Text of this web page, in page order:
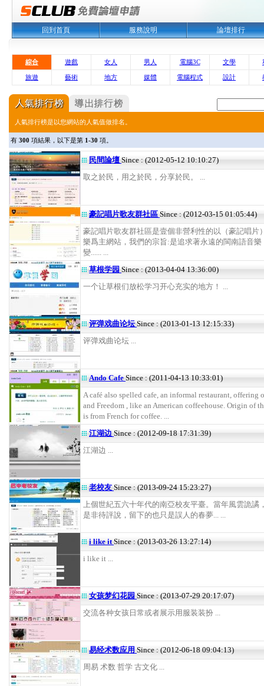
回到首頁 服務說明 論壇排行
綜合 遊戲 女人 男人 電腦3C 文學
旅遊 藝術 地方 媒體 電腦程式 設計
人氣排行榜是以您網站的人氣值做排名。
有 300 項結果，以下是第 1-30 項。
民間論壇 Since : (2012-05-12 10:10:27)
取之於民，用之於民，分享於民。 ...
豪記唱片歌友群社區 Since : (2012-03-15 01:05:44)
豪記唱片歌友群社區是壹個非營利性的以（豪記唱片
樂爲主網站，我們的宗旨:是追求著永遠的閩南語音樂
變...... ...
草根学园 Since : (2013-04-04 13:36:00)
一个让草根们放松学习开心充实的地方！ ...
评弹戏曲论坛Since : (2013-01-13 12:15:33)
评弹戏曲论坛 ...
Ando Cafe Since : (2011-04-13 10:33:01)
A café also spelled cafe, an informal restaurant, offering
and Freedom , like an American coffeehouse. Origin of
is from French for coffee. ...
江湖边 Since : (2012-09-18 17:31:39)
江湖边 ...
老校友 Since : (2013-09-24 15:23:27)
上個世紀五六十年代的南亞校友平臺。當年風雲詭譎
是非待評說，留下的也只是誤人的春夢... ...
i like itSince : (2013-03-26 13:27:14)
i like it ...
女孩梦幻花园 Since : (2013-07-29 20:17:07)
交流各种女孩日常或者展示用服装装扮 ...
易经术数应用 Since : (2012-06-18 09:04:13)
周易 术数 哲学 古文化 ...